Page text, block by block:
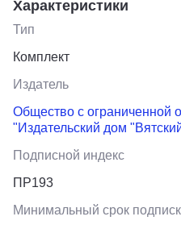
Характеристики
Тип
Комплект
Издатель
Общество с ограниченной
"Издательский дом
Подписной индекс
ПР193
Минимальный срок